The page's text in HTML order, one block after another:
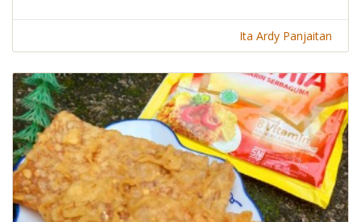
Ita Ardy Panjaitan